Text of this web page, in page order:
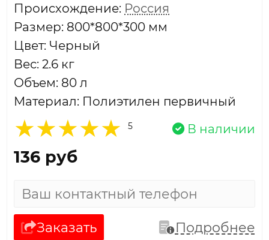
Проиcхождение: Россия
Размер: 800*800*300 мм
Цвет: Черный
Вес: 2.6 кг
Объем: 80 л
Материал: Полиэтилен первичный
5 В наличии
136 руб
Заказать Подробнее